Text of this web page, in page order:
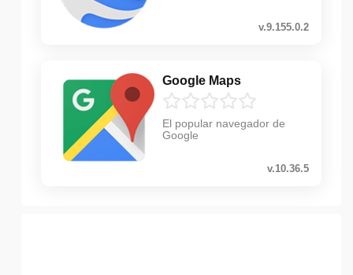
v.9.155.0.2
Google Maps
El popular navegador de
Google
v.10.36.5